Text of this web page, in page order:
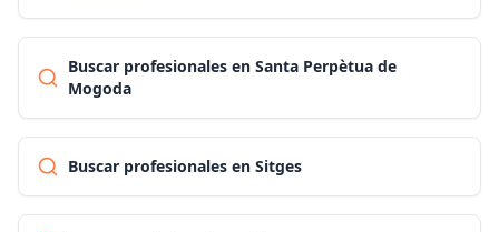
Buscar profesionales en Santa Perpètua de
Mogoda
Buscar profesionales en Sitges